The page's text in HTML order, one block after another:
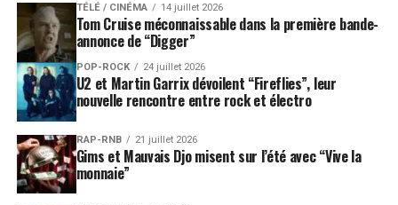
TÉLÉ / CINÉMA 14 juillet 2026
Tom Cruise méconnaissable dans la première bande-
annonce de “Digger”
POP-ROCK 24 juillet 2026
U2 et Martin Garrix dévoilent “Fireflies”, leur
nouvelle rencontre entre rock et électro
RAP-RNB 21 juillet 2026
Gims et Mauvais Djo misent sur l’été avec “Vive la
monnaie”